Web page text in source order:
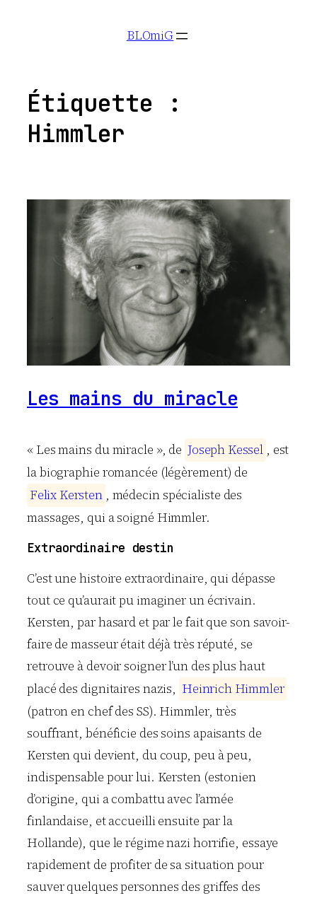
BLOmiG
Étiquette :
Himmler
Les mains du miracle
« Les mains du miracle », de Joseph Kessel , est
la biographie romancée (légèrement) de
Felix Kersten , médecin spécialiste des
massages, qui a soigné Himmler.
Extraordinaire destin
C’est une histoire extraordinaire, qui dépasse
tout ce qu’aurait pu imaginer un écrivain.
Kersten, par hasard et par le fait que son savoir-
faire de masseur était déjà très réputé, se
retrouve à devoir soigner l’un des plus haut
placé des dignitaires nazis, Heinrich Himmler
(patron en chef des SS). Himmler, très
souffrant, bénéficie des soins apaisants de
Kersten qui devient, du coup, peu à peu,
indispensable pour lui. Kersten (estonien
d’origine, qui a combattu avec l’armée
finlandaise, et accueilli ensuite par la
Hollande), que le régime nazi horrifie, essaye
rapidement de profiter de sa situation pour
sauver quelques personnes des griffes des